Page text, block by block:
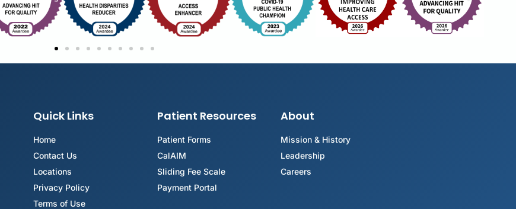
Quick Links
Home
Contact Us
Locations
Privacy Policy
Terms of Use
Patient Resources
Patient Forms
CalAIM
Sliding Fee Scale
Payment Portal
About
Mission & History
Leadership
Careers